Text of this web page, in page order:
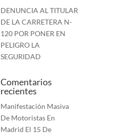
DENUNCIA AL TITULAR
DE LA CARRETERA N-
120 POR PONER EN
PELIGRO LA
SEGURIDAD
Comentarios
recientes
Manifestación Masiva
De Motoristas En
Madrid El 15 De